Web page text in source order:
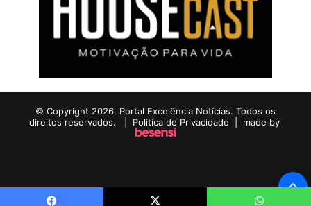
© Copyright 2026, Portal Excelência Notícias. Todos os
direitos reservados. | Politica de Privacidade | made by